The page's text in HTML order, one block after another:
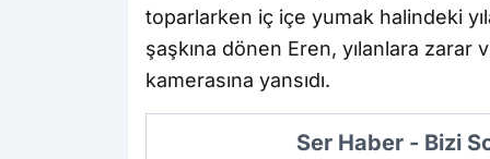
toparlarken iç içe yumak halindeki
şaşkına dönen Eren, yılanlara
kamerasına yansıdı.
Ser Haber - Bizi